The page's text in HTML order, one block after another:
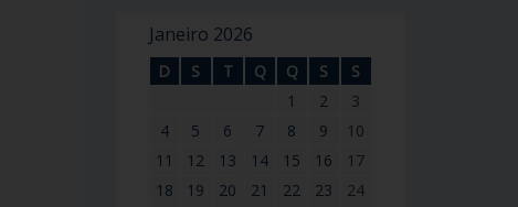
Janeiro 2026
D S T Q Q S S
1 2
3
4
5 6 7 8 9
10
11
12 13 14 15 16
17
18
19 20 21 22 23
24